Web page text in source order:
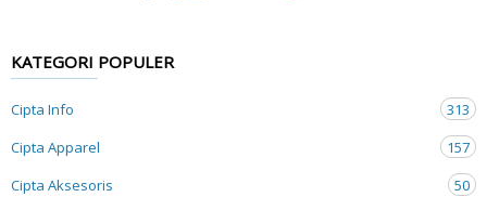
KATEGORI POPULER
Cipta Info
313
Cipta Apparel
157
Cipta Aksesoris
50